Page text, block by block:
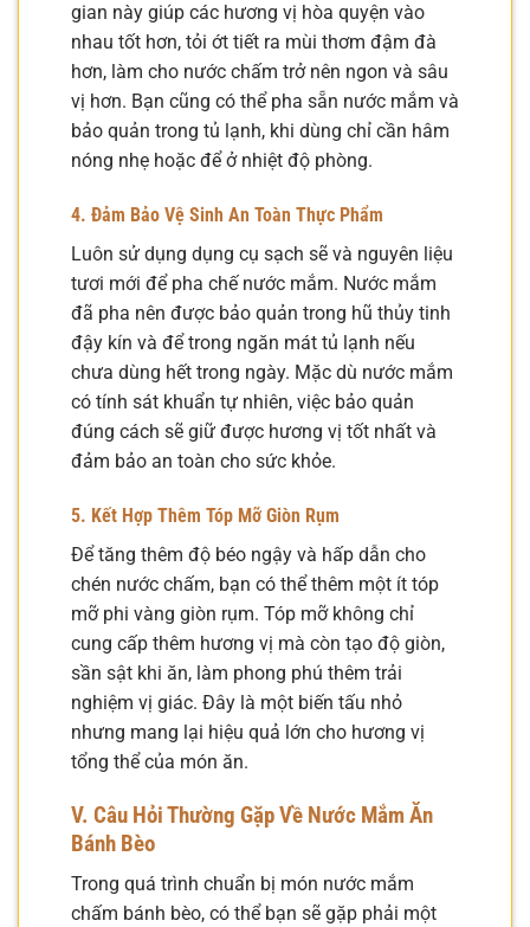
gian này giúp các hương vị hòa quyện vào
nhau tốt hơn, tỏi ớt tiết ra mùi thơm đậm đà
hơn, làm cho nước chấm trở nên ngon và sâu
vị hơn. Bạn cũng có thể pha sẵn nước mắm và
bảo quản trong tủ lạnh, khi dùng chỉ cần hâm
nóng nhẹ hoặc để ở nhiệt độ phòng.
4. Đảm Bảo Vệ Sinh An Toàn Thực Phẩm
Luôn sử dụng dụng cụ sạch sẽ và nguyên liệu
tươi mới để pha chế nước mắm. Nước mắm
đã pha nên được bảo quản trong hũ thủy tinh
đậy kín và để trong ngăn mát tủ lạnh nếu
chưa dùng hết trong ngày. Mặc dù nước mắm
có tính sát khuẩn tự nhiên, việc bảo quản
đúng cách sẽ giữ được hương vị tốt nhất và
đảm bảo an toàn cho sức khỏe.
5. Kết Hợp Thêm Tóp Mỡ Giòn Rụm
Để tăng thêm độ béo ngậy và hấp dẫn cho
chén nước chấm, bạn có thể thêm một ít tóp
mỡ phi vàng giòn rụm. Tóp mỡ không chỉ
cung cấp thêm hương vị mà còn tạo độ giòn,
sần sật khi ăn, làm phong phú thêm trải
nghiệm vị giác. Đây là một biến tấu nhỏ
nhưng mang lại hiệu quả lớn cho hương vị
tổng thể của món ăn.
V. Câu Hỏi Thường Gặp Về Nước Mắm Ăn
Bánh Bèo
Trong quá trình chuẩn bị món nước mắm
chấm bánh bèo, có thể bạn sẽ gặp phải một